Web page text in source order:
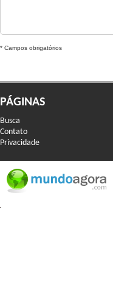
* Campos obrigatórios
PÁGINAS
Busca
Contato
Privacidade